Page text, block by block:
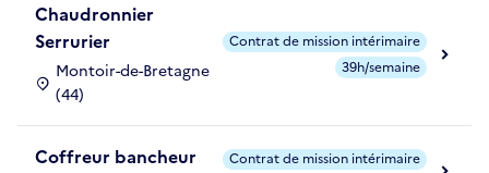
Chaudronnier
Serrurier
Montoir-de-Bretagne
(44)
Contrat de mission intérimaire
39h/semaine
Coffreur bancheur
Contrat de mission intérimaire